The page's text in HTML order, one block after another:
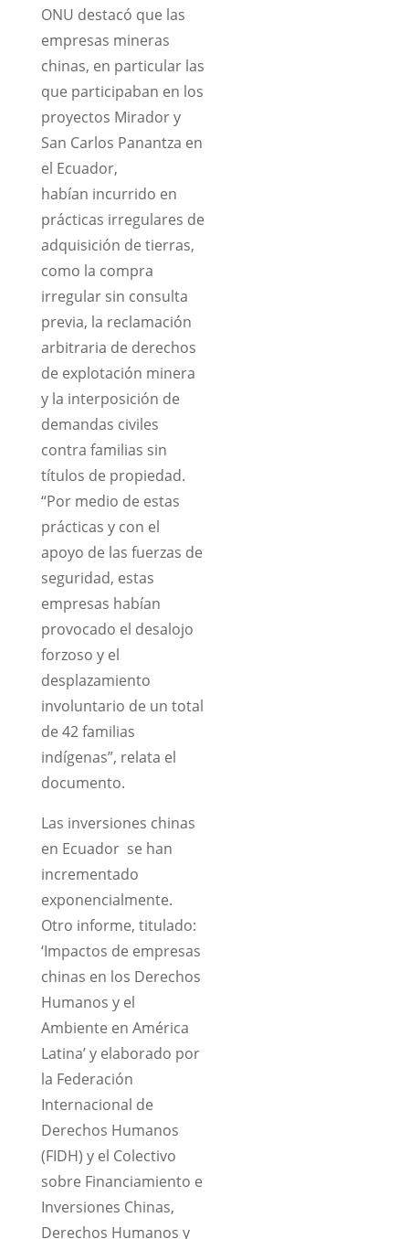
ONU destacó que las
empresas mineras
chinas, en particular las
que participaban en los
proyectos Mirador y
San Carlos Panantza en
el Ecuador,
habían incurrido en
prácticas irregulares de
adquisición de tierras,
como la compra
irregular sin consulta
previa, la reclamación
arbitraria de derechos
de explotación minera
y la interposición de
demandas civiles
contra familias sin
títulos de propiedad.
“Por medio de estas
prácticas y con el
apoyo de las fuerzas de
seguridad, estas
empresas habían
provocado el desalojo
forzoso y el
desplazamiento
involuntario de un total
de 42 familias
indígenas”, relata el
documento.
Las inversiones chinas
en Ecuador se han
incrementado
exponencialmente.
Otro informe, titulado:
‘Impactos de empresas
chinas en los Derechos
Humanos y el
Ambiente en América
Latina’ y elaborado por
la Federación
Internacional de
Derechos Humanos
(FIDH) y el Colectivo
sobre Financiamiento e
Inversiones Chinas,
Derechos Humanos y